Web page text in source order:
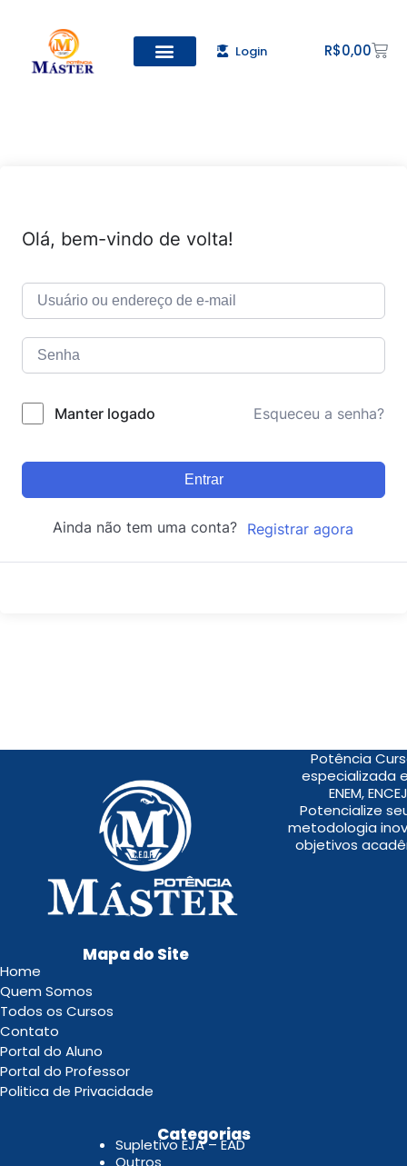
Login R$0,00
Olá, bem-vindo de volta!
Manter logado Esqueceu a senha?
Entrar
Ainda não tem uma conta? Registrar agora
Potência
especializada
ENEM,
Potencialize
metodologia
objetivos
Mapa do Site
Home
Quem Somos
Todos os Cursos
Contato
Portal do Aluno
Portal do Professor
Politica de Privacidade
Categorias
Supletivo EJA – EAD
Outros